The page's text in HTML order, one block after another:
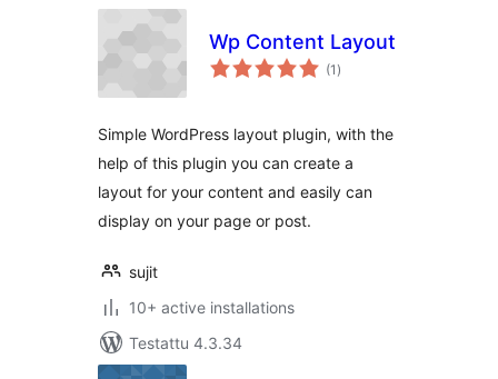
Wp Content Layout
(1 arvosanat
yhteensä
)
Simple WordPress layout plugin, with the
help of this plugin you can create a
layout for your content and easily can
display on your page or post.
sujit
10+ active installations
Testattu 4.3.34